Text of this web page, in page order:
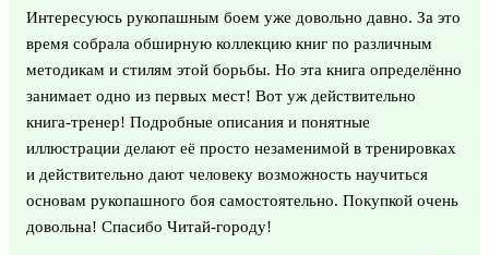
Интересуюсь рукопашным боем уже довольно давно. За это
время собрала обширную коллекцию книг по различным
методикам и стилям этой борьбы. Но эта книга определённо
занимает одно из первых мест! Вот уж действительно
книга-тренер! Подробные описания и понятные
иллюстрации делают её просто незаменимой в тренировках
и действительно дают человеку возможность научиться
основам рукопашного боя самостоятельно. Покупкой очень
довольна! Спасибо Читай-городу!